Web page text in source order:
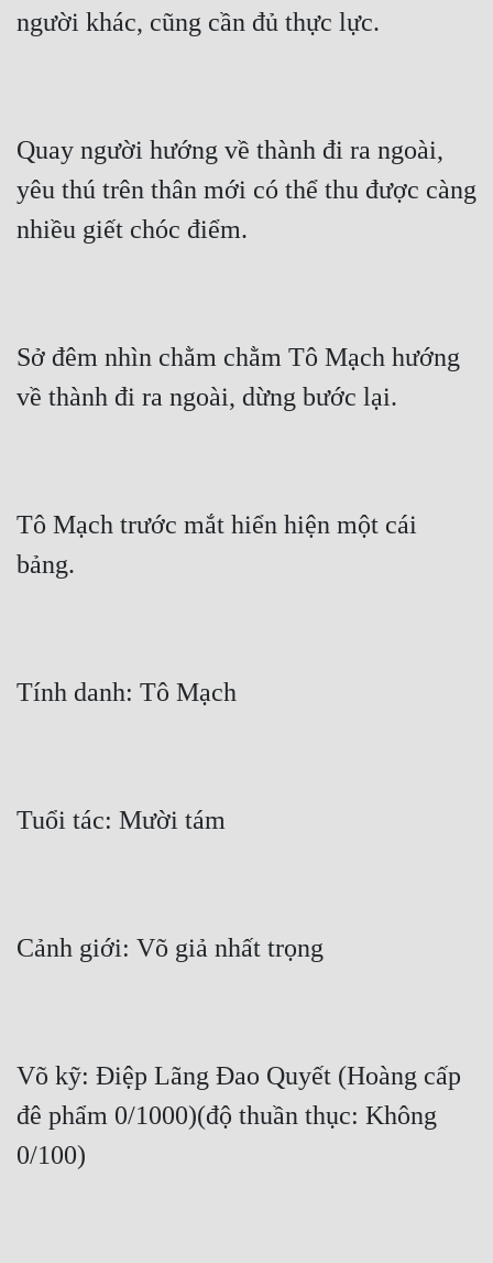
Tính Cách Nhân Vật :
Cơ Trí
Sát Phạt Quyết Đoán
người khác, cũng cần đủ thực lực.
Quay người hướng về thành đi ra ngoài,
yêu thú trên thân mới có thể thu được càng
nhiều giết chóc điểm.
Sở đêm nhìn chằm chằm Tô Mạch hướng
về thành đi ra ngoài, dừng bước lại.
Tô Mạch trước mắt hiển hiện một cái
bảng.
Tính danh: Tô Mạch
Tuổi tác: Mười tám
Cảnh giới: Võ giả nhất trọng
Võ kỹ: Điệp Lãng Đao Quyết (Hoàng cấp
đê phẩm 0/1000)(độ thuần thục: Không
0/100)